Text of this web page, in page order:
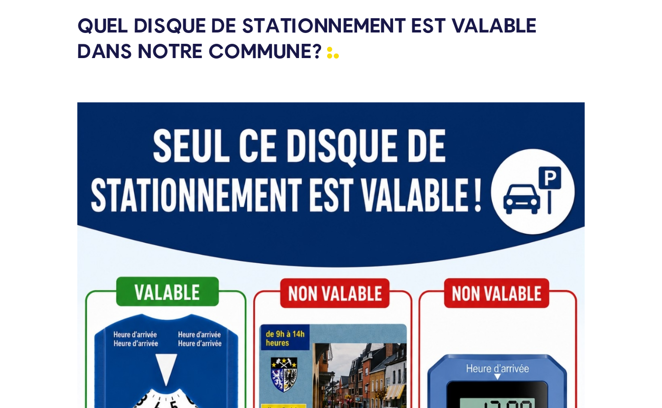
QUEL DISQUE DE STATIONNEMENT EST VALABLE
DANS NOTRE COMMUNE?